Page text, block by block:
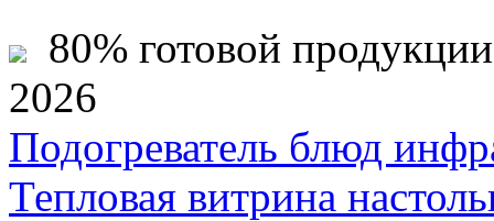
80% готовой
2026
Подогреватель блюд
Тепловая витрина